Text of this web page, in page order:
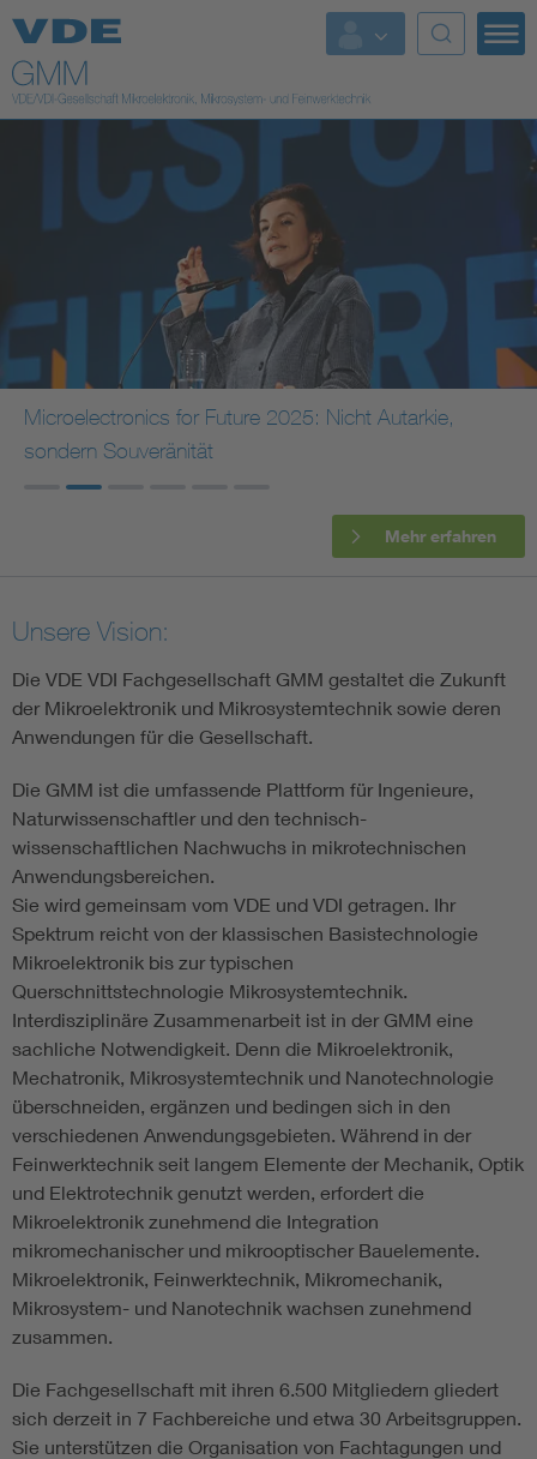
Top Themen
Fokusthemen
Energy
AI & Digital Trust
Mobility
Standards
Micro system technology
Microelectronics
Microelectronics for Future 2025: Nicht Autarkie,
sondern Souveränität
Mehr erfahren
Unsere Vision:
Die VDE VDI Fachgesellschaft GMM gestaltet die Zukunft
der Mikroelektronik und Mikrosystemtechnik sowie deren
Anwendungen für die Gesellschaft.
Die GMM ist die umfassende Plattform für Ingenieure,
Naturwissenschaftler und den technisch-
wissenschaftlichen Nachwuchs in mikrotechnischen
Anwendungsbereichen.
Sie wird gemeinsam vom VDE und VDI getragen. Ihr
Spektrum reicht von der klassischen Basistechnologie
Mikroelektronik bis zur typischen
Querschnittstechnologie Mikrosystemtechnik.
Interdisziplinäre Zusammenarbeit ist in der GMM eine
sachliche Notwendigkeit. Denn die Mikroelektronik,
Mechatronik, Mikrosystemtechnik und Nanotechnologie
überschneiden, ergänzen und bedingen sich in den
verschiedenen Anwendungsgebieten. Während in der
Feinwerktechnik seit langem Elemente der Mechanik, Optik
und Elektrotechnik genutzt werden, erfordert die
Mikroelektronik zunehmend die Integration
mikromechanischer und mikrooptischer Bauelemente.
Mikroelektronik, Feinwerktechnik, Mikromechanik,
Mikrosystem- und Nanotechnik wachsen zunehmend
zusammen.
Die Fachgesellschaft mit ihren 6.500 Mitgliedern gliedert
sich derzeit in 7 Fachbereiche und etwa 30 Arbeitsgruppen.
Sie unterstützen die Organisation von Fachtagungen und